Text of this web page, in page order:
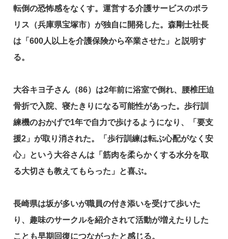
転倒の恐怖感をなくす。運営する介護サービスのポラ
リス（兵庫県宝塚市）が独自に開発した。森剛士社長
は「600人以上を介護保険から卒業させた」と説明す
る。
大谷キヨ子さん（86）は2年前に浴室で倒れ、腰椎圧迫
骨折で入院、寝たきりになる可能性があった。歩行訓
練機のおかげで1年で自力で歩けるようになり、「要支
援2」が取り消された。「歩行訓練は転ぶ心配がなく安
心」という大谷さんは「筋肉を柔らかくする水分を取
る大切さも教えてもらった」と喜ぶ。
長崎県は坂が多いが職員の付き添いを受けて歩いた
り、趣味のサークルを紹介されて活動が増えたりした
ことも早期回復につながったと感じる。